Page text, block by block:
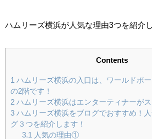
ハムリーズ横浜が人気な理由3つを紹介
Contents
1 ハムリーズ横浜の入口は、ワールドポー
の2階です！
2 ハムリーズ横浜はエンターティナーがス
3 ハムリーズ横浜をブログでおすすめ！
グ３つを紹介します！
3.1
人気の理由①